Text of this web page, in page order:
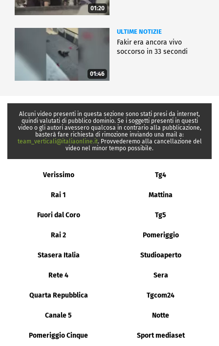
01:20
01:46
ULTIME NOTIZIE
Fakir era ancora vivo
soccorso in 33 secondi
Alcuni video presenti in questa sezione sono stati presi da internet,
quindi valutati di pubblico dominio. Se i soggetti presenti in questi
video o gli autori avessero qualcosa in contrario alla pubblicazione,
basterà fare richiesta di rimozione inviando una mail a:
team_verticali@italiaonline.it. Provvederemo alla cancellazione del
video nel minor tempo possibile.
Verissimo Tg4
Rai 1 Mattina
Fuori dal Coro Tg5
Rai 2 Pomeriggio
Stasera Italia Studioaperto
Rete 4 Sera
Quarta Repubblica Tgcom24
Canale 5 Notte
Pomeriggio Cinque Sport mediaset